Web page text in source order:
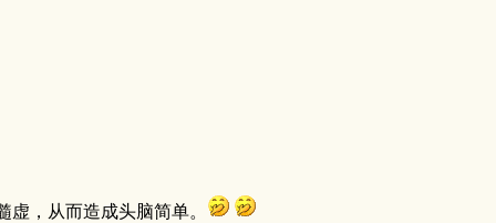
，从而造成头脑简单。